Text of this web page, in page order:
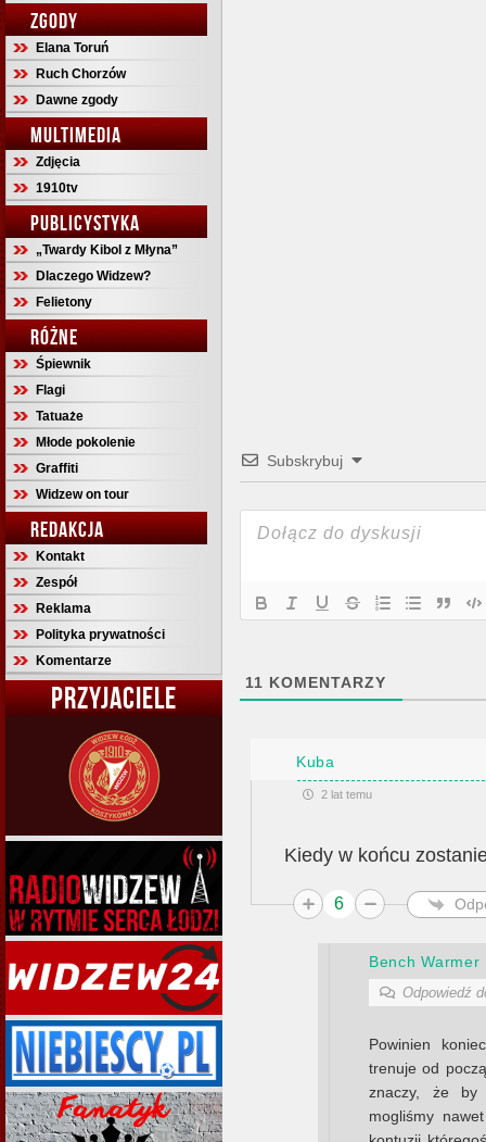
ZGODY
Elana Toruń
Ruch Chorzów
Dawne zgody
MULTIMEDIA
Zdjęcia
1910tv
PUBLICYSTYKA
„Twardy Kibol z Młyna”
Dlaczego Widzew?
Felietony
RÓŻNE
Śpiewnik
Flagi
Tatuaże
Młode pokolenie
Graffiti
Widzew on tour
REDAKCJA
Kontakt
Zespół
Reklama
Polityka prywatności
Komentarze
PRZYJACIELE
Subskrybuj
11 KOMENTARZY
Kuba
2 lat temu
Kiedy w końcu
6
Bench Warmer
Odpowiedź
Powinien
trenuje od
znaczy, że by
mogliśmy